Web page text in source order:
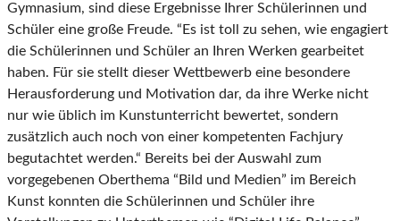
Gymnasium, sind diese Ergebnisse Ihrer Schülerinnen und
Schüler eine große Freude. “Es ist toll zu sehen, wie engagiert
die Schülerinnen und Schüler an Ihren Werken gearbeitet
haben. Für sie stellt dieser Wettbewerb eine besondere
Herausforderung und Motivation dar, da ihre Werke nicht
nur wie üblich im Kunstunterricht bewertet, sondern
zusätzlich auch noch von einer kompetenten Fachjury
begutachtet werden.“ Bereits bei der Auswahl zum
vorgegebenen Oberthema “Bild und Medien” im Bereich
Kunst konnten die Schülerinnen und Schüler ihre